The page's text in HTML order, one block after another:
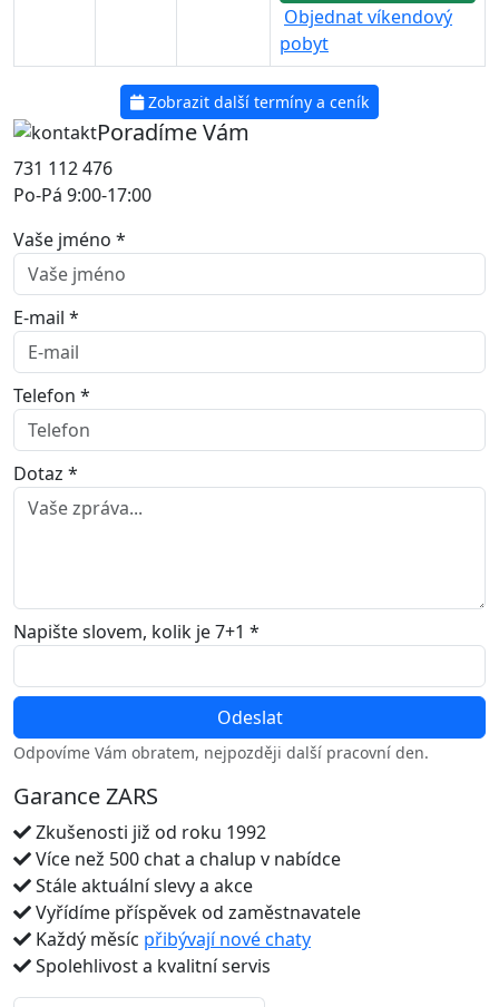
Objednat víkendový
pobyt
Zobrazit další termíny a ceník
Poradíme Vám
731 112 476
Po-Pá 9:00-17:00
Vaše jméno *
E-mail *
Telefon *
Dotaz *
Napište slovem, kolik je 7+1 *
Odpovíme Vám obratem, nejpozději další pracovní den.
Garance ZARS
Zkušenosti již od roku 1992
Více než 500 chat a chalup v nabídce
Stále aktuální slevy a akce
Vyřídíme příspěvek od zaměstnavatele
Každý měsíc přibývají nové chaty
Spolehlivost a kvalitní servis